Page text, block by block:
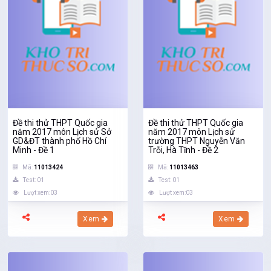
Đề thi thử THPT Quốc gia
năm 2017 môn Lịch sử Sở
GD&ĐT thành phố Hồ Chí
Minh - Đề 1
Mã: 11013424
Test: 01
Lượt xem:03
Xem
Đề thi thử THPT Quốc gia
năm 2017 môn Lịch sử
trường THPT Nguyễn Văn
Trỗi, Hà Tĩnh - Đề 2
Mã: 11013463
Test: 01
Lượt xem:03
Xem